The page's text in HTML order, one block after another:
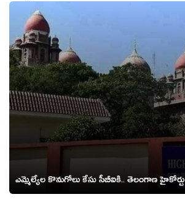
ఎమ్మెల్యేల కొనుగోలు కేసు సీబీఐకి.. తెలంగాణ హైకోర్టు